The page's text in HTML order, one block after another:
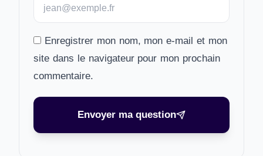
Enregistrer mon nom, mon e-mail et mon
site dans le navigateur pour mon prochain
commentaire.
Envoyer ma question